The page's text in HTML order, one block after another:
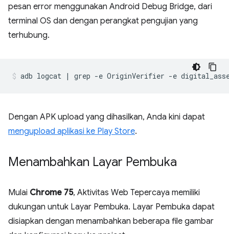
pesan error menggunakan Android Debug Bridge, dari
terminal OS dan dengan perangkat pengujian yang
terhubung.
Dengan APK upload yang dihasilkan, Anda kini dapat
mengupload aplikasi ke Play Store.
Menambahkan Layar Pembuka
Mulai Chrome 75, Aktivitas Web Tepercaya memiliki
dukungan untuk Layar Pembuka. Layar Pembuka dapat
disiapkan dengan menambahkan beberapa file gambar